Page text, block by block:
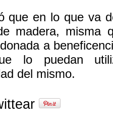
que en lo que va
madera, misma
a
lo puedan
del mismo.